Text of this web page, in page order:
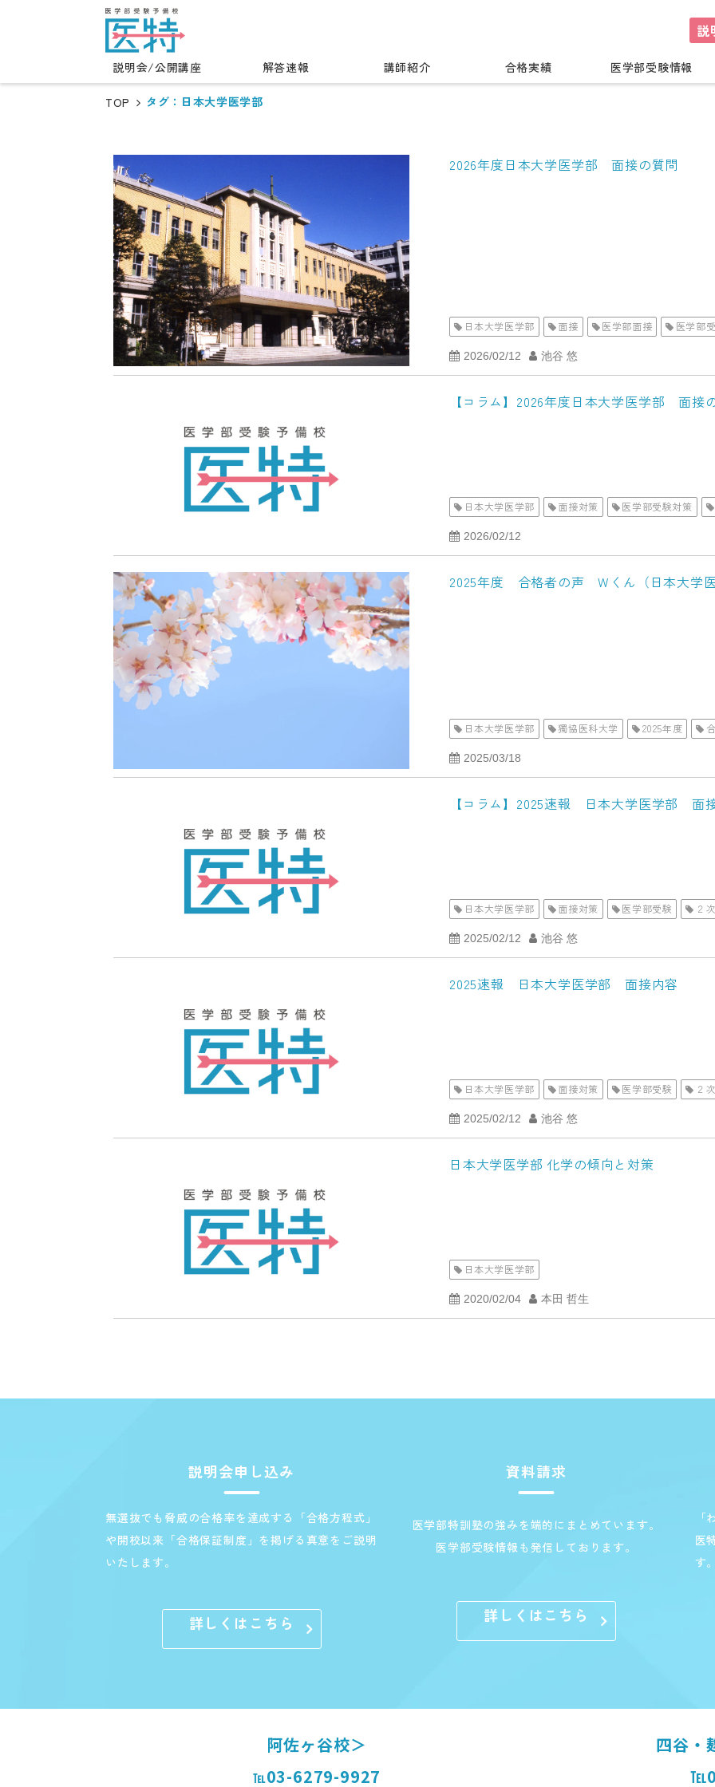
説
説明会/公開講座 解答速報 講師紹介 合格実績 医学部受験情報
TOP タグ：日本大学医学部
2026年度日本大学医学部 面接の質問
日本大学医学部 面接 医学部面接 医学部
2026/02/12 池谷 悠
【コラム】2026年度日本大学医学部 面接
日本大学医学部 面接対策 医学部受験対策
2026/02/12
2025年度 合格者の声 Wくん（日本大学医
日本大学医学部 獨協医科大学 2025年度
2025/03/18
【コラム】2025速報 日本大学医学部
日本大学医学部 面接対策 医学部受験 ２
2025/02/12 池谷 悠
2025速報 日本大学医学部 面接内容
日本大学医学部 面接対策 医学部受験 ２
2025/02/12 池谷 悠
日本大学医学部 化学の傾向と対策
日本大学医学部
2020/02/04 本田 哲生
説明会申し込み
無選抜でも脅威の合格率を達成する「合格方程式」
や開校以来「合格保証制度」を掲げる真意をご説明
いたします。
詳しくはこちら
資料請求
医学部特訓塾の強みを端的にまとめています。
医学部受験情報も発信しております。
詳しくはこちら
医
す。
阿佐ヶ谷校＞
℡03-6279-9927
四谷・